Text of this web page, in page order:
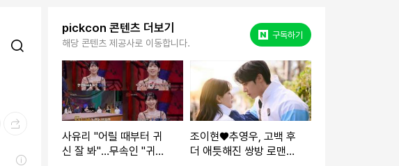
pickcon 콘텐츠 더보기
해당 콘텐츠 제공사로 이동합니다.
구독하기
사유리 "어릴 때부터 귀
신 잘 봐"…무속인 "귀신
조이현♥추영우, 고백 후
더 애틋해진 쌍방 로맨